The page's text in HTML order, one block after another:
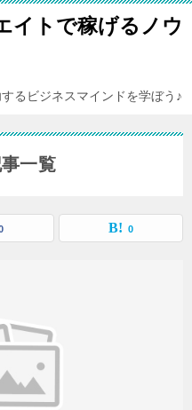
イトで稼げるノウ
るビジネスマインドを学ぼう♪
一覧
0